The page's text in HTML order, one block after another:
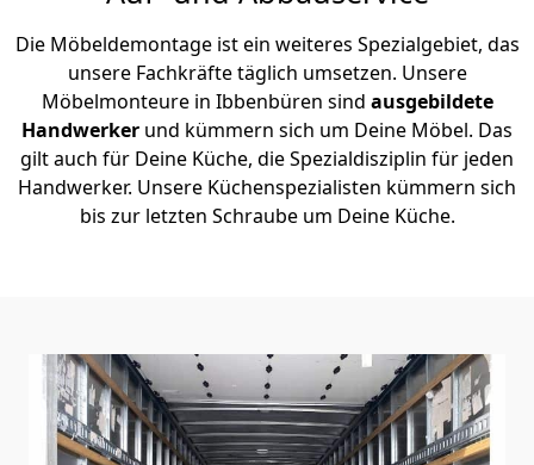
Die Möbeldemontage ist ein weiteres Spezialgebiet, das
unsere Fachkräfte täglich umsetzen. Unsere
Möbelmonteure in Ibbenbüren sind ausgebildete
Handwerker und kümmern sich um Deine Möbel. Das
gilt auch für Deine Küche, die Spezialdisziplin für jeden
Handwerker. Unsere Küchenspezialisten kümmern sich
bis zur letzten Schraube um Deine Küche.